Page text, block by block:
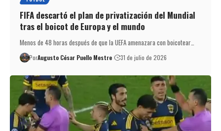
FIFA descartó el plan de privatización del Mundial
tras el boicot de Europa y el mundo
Menos de 48 horas después de que la UEFA amenazara con boicotear…
PorAugusto César Puello Mestre 31 de julio de 2026